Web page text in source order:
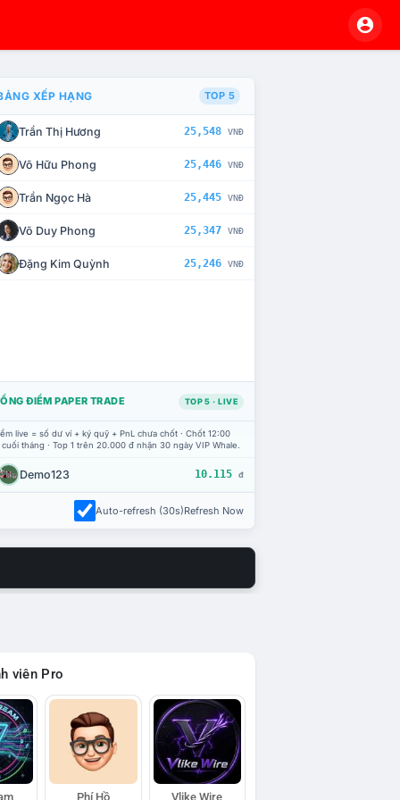
CHẾ TÀI XỬ LÝ VI PHẠM
XẾP HẠNG TOP 5
Trần Thị Hương 25,548 VNĐ
Võ Hữu Phong 25,446 VNĐ
Trần Ngọc Hà 25,445 VNĐ
Võ Duy Phong 25,347 VNĐ
Đặng Kim Quỳnh 25,246 VNĐ
ĐIỂM PAPER TRADE TOP 5 · LIVE
live = số dư ví + ký quỹ + PnL chưa chốt · Chốt 12:00
tháng · Top 1 trên 20.000 đ nhận 30 ngày VIP Whale.
Demo123 10.115 đ
Auto-refresh (30s)Refresh Now
viên Pro
Phí Hồ Vlike Wire